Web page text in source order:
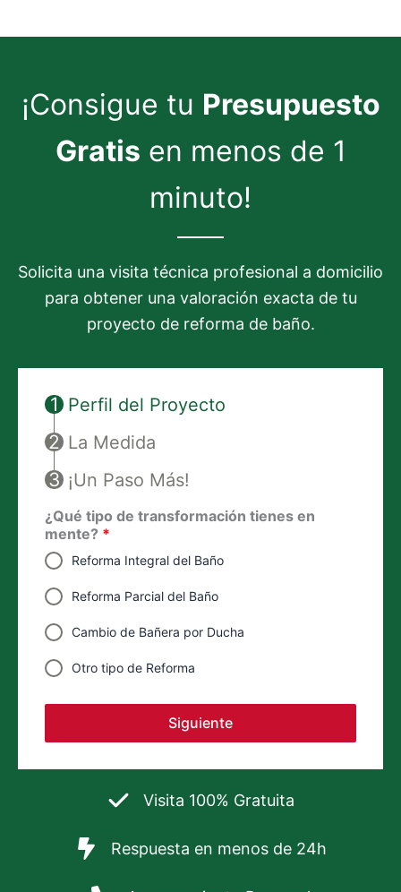
¡Consigue tu Presupuesto
Gratis en menos de 1
minuto!
Solicita una visita técnica profesional a domicilio
para obtener una valoración exacta de tu
proyecto de reforma de baño.
Perfil del Proyecto
La Medida
¡Un Paso Más!
¿Qué tipo de transformación tienes en
mente? *
Reforma Integral del Baño
Reforma Parcial del Baño
Cambio de Bañera por Ducha
Otro tipo de Reforma
Siguiente
Visita 100% Gratuita
Respuesta en menos de 24h